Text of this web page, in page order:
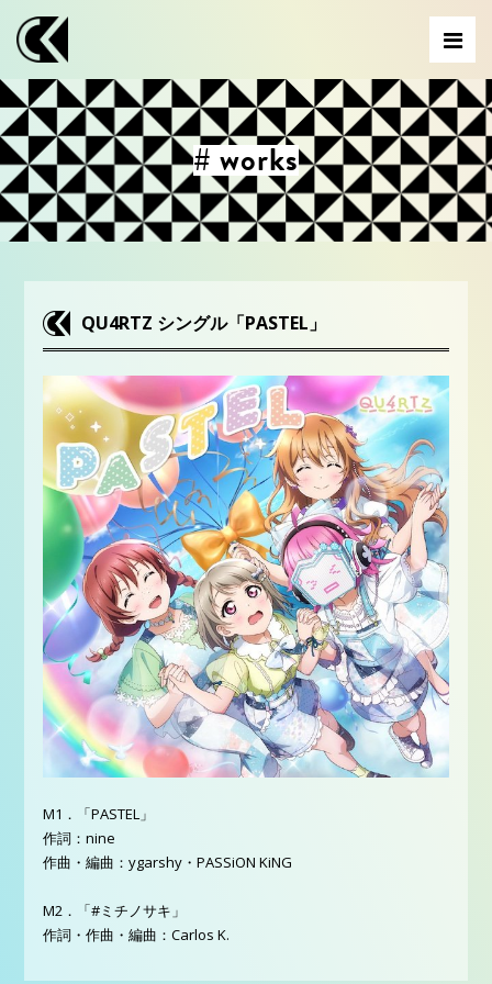
# works
QU4RTZ シングル「PASTEL」
M1．「PASTEL」
作詞：nine
作曲・編曲：ygarshy・PASSiON KiNG
M2．「#ミチノサキ」
作詞・作曲・編曲：Carlos K.